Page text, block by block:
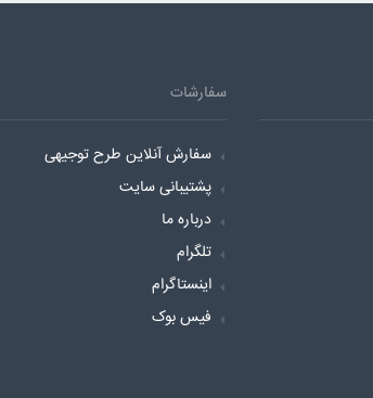
سفارشات
سفارش آنلاین طرح توجیهی
پشتیبانی سایت
درباره ما
تلگرام
اینستاگرام
فیس بوک